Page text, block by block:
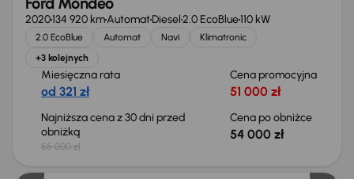
2020134 920 kmAutomatDiesel2.0 EcoBlue110 kW
2.0 EcoBlue Automat Navi
Klimatronic
+3 kolejnych
Miesięczna rata
od 321 zł
Cena promocyjna
51 000 zł
Najniższa cena z 30 dni przed
obniżką
55 000 zł
Cena po obniżce
54 000 zł